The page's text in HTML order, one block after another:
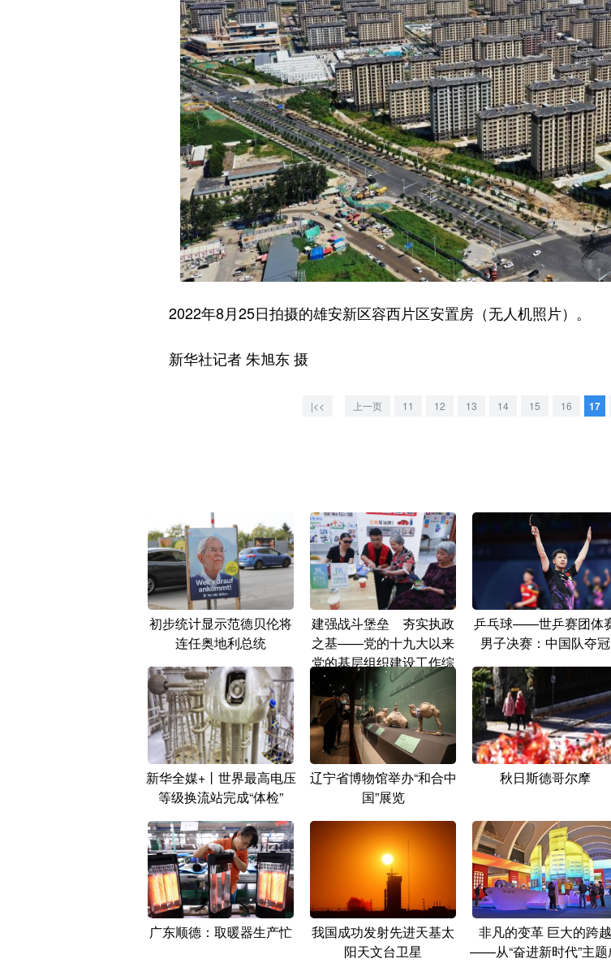
2022年8月25日拍摄的雄安新区容西片区安置房（无人机照片）。
新华社记者 朱旭东 摄
|<< 上一页 11 12 13 14 15 16 17
初步统计显示范德贝伦将
连任奥地利总统
建强战斗堡垒 夯实执政
之基——党的十九大以来
党的基层组织建设工作综
述
乒乓球——世乒赛团体
男子决赛：中国队夺冠
新华全媒+丨世界最高电压
等级换流站完成“体检”
辽宁省博物馆举办“和合中
国”展览
秋日斯德哥尔摩
广东顺德：取暖器生产忙
我国成功发射先进天基太
阳天文台卫星
非凡的变革 巨大的跨越
——从“奋进新时代”主题